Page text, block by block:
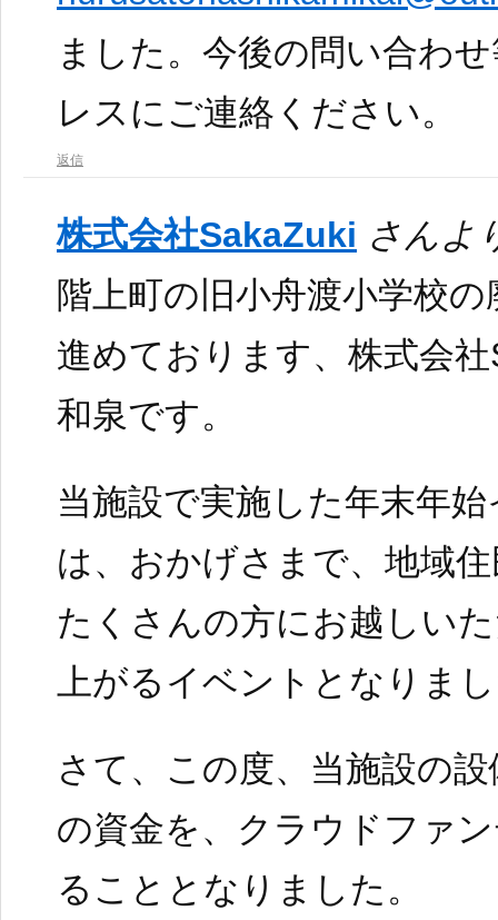
ました。今後の問い合わ
レスにご連絡ください。
返信
株式会社SakaZuki さんよ
階上町の旧小舟渡小学校
進めております、株式会
和泉です。
当施設で実施した年末年
は、おかげさまで、地域
たくさんの方にお越しい
上がるイベントとなりま
さて、この度、当施設の
の資金を、クラウドファ
ることとなりました。